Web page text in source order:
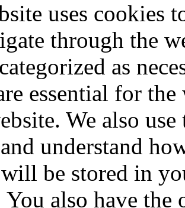
uses cookies
through the
as
essential for
We also
understand
be stored in
You also have